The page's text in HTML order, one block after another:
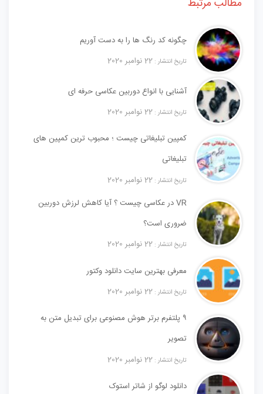
مطالب مرتبط
چگونه کد رنگ ها را به دست آوریم
تاریخ انتشار : 22 نوامبر 2020
آشنایی با انواع دوربین عکاسی حرفه ای
تاریخ انتشار : 22 نوامبر 2020
کمپین تبلیغاتی چیست ؛ محبوب ترین کمپین های
تبلیغاتی
تاریخ انتشار : 22 نوامبر 2020
VR در عکاسی چیست ؟ آیا کاهش لرزش دوربین
ضروری است؟
تاریخ انتشار : 22 نوامبر 2020
معرفی بهترین سایت دانلود وکتور
تاریخ انتشار : 22 نوامبر 2020
۹ پلتفرم برتر هوش مصنوعی برای تبدیل متن به
تصویر
تاریخ انتشار : 22 نوامبر 2020
دانلود لوگو از شاتر استوک